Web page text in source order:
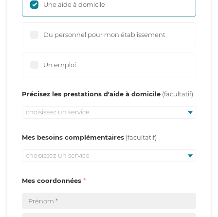
Une aide à domicile
Du personnel pour mon établissement
Un emploi
Précisez les prestations d'aide à domicile
choisissez un service
Mes besoins complémentaires
choisissez un service
Mes coordonnées